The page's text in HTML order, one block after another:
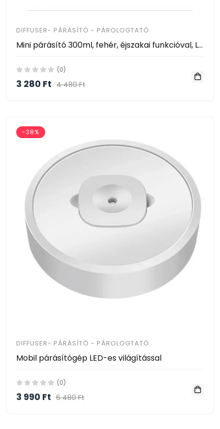
DIFFUSER- PÁRÁSÍTÓ - PÁROLOGTATÓ
Mini párásító 300ml, fehér, éjszakai funkcióval, LED világítással
(0)
3 280 Ft 4 480 Ft
-38%
DIFFUSER- PÁRÁSÍTÓ - PÁROLOGTATÓ
Mobil párásítógép LED-es világítással
(0)
3 990 Ft 6 480 Ft